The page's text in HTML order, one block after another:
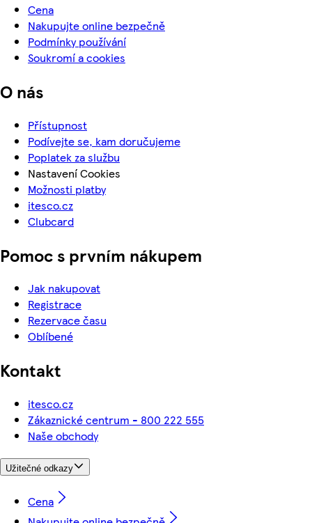
Cena
Nakupujte online bezpečně
Podmínky používání
Soukromí a cookies
O nás
Přístupnost
Podívejte se, kam doručujeme
Poplatek za službu
Nastavení Cookies
Možnosti platby
itesco.cz
Clubcard
Pomoc s prvním nákupem
Jak nakupovat
Registrace
Rezervace času
Oblíbené
Kontakt
itesco.cz
Zákaznické centrum - 800 222 555
Naše obchody
Užitečné odkazy
Cena